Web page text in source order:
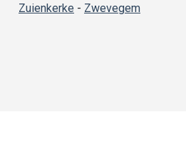
Zuienkerke - Zwevegem